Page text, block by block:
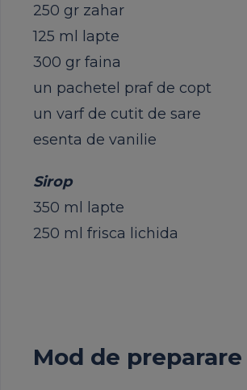
250 gr zahar
125 ml
lapte
300 gr faina
un pachetel prafde copt
un varfde cutit de sare
esenta de vanilie
Sirop
350 ml
lapte
250 ml frisca lichida
Mod de preparare